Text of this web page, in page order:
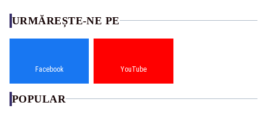
URMĂREȘTE-NE PE
Facebook YouTube
POPULAR